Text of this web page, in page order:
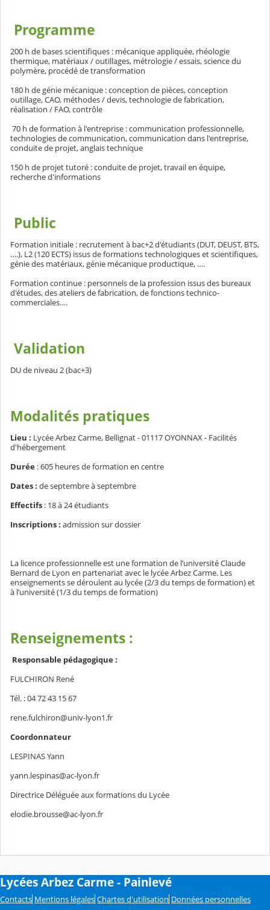
Programme
200 h de bases scientifiques : mécanique appliquée, rhéologie
thermique, matériaux / outillages, métrologie / essais, science du
polymère, procédé de transformation
180 h de génie mécanique : conception de pièces, conception
outillage, CAO, méthodes / devis, technologie de fabrication,
réalisation / FAO, contrôle
70 h de formation à l'entreprise : communication professionnelle,
technologies de communication, communication dans l'entreprise,
conduite de projet, anglais technique
150 h de projet tutoré : conduite de projet, travail en équipe,
recherche d'informations
Public
Formation initiale : recrutement à bac+2 d'étudiants (DUT, DEUST, BTS,
….), L2 (120 ECTS) issus de formations technologiques et scientifiques,
génie des matériaux, génie mécanique productique, ….
Formation continue : personnels de la profession issus des bureaux
d'études, des ateliers de fabrication, de fonctions technico-
commerciales….
Validation
DU de niveau 2 (bac+3)
Modalités pratiques
Lieu : Lycée Arbez Carme, Bellignat - 01117 OYONNAX - Facilités
d'hébergement
Durée : 605 heures de formation en centre
Dates : de septembre à septembre
Effectifs : 18 à 24 étudiants
Inscriptions : admission sur dossier
La licence professionnelle est une formation de l’université Claude
Bernard de Lyon en partenariat avec le lycée Arbez Carme. Les
enseignements se déroulent au lycée (2/3 du temps de formation) et
à l’université (1/3 du temps de formation)
Renseignements :
Responsable pédagogique :
FULCHIRON René
Tél. : 04 72 43 15 67
rene.fulchiron@univ-lyon1.fr
Coordonnateur
LESPINAS Yann
yann.lespinas@ac-lyon.fr
Directrice Déléguée aux formations du Lycée
elodie.brousse@ac-lyon.fr
Lycées Arbez Carme - Painlevé
Contacts Mentions légales Chartes d'utilisation Données personnelles